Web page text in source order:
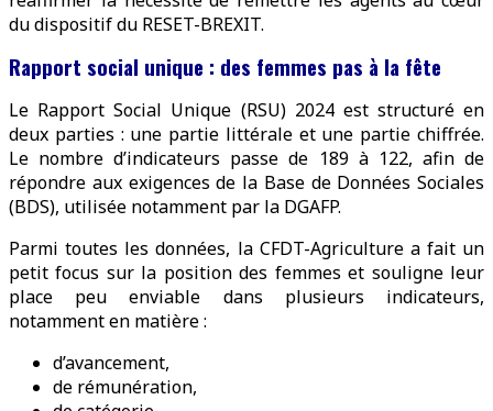
du dispositif du RESET-BREXIT.
Rapport social unique : des femmes pas à la fête
Le Rapport Social Unique (RSU) 2024 est structuré en
deux parties : une partie littérale et une partie chiffrée.
Le nombre d’indicateurs passe de 189 à 122, afin de
répondre aux exigences de la Base de Données Sociales
(BDS), utilisée notamment par la DGAFP.
Parmi toutes les données, la CFDT-Agriculture a fait un
petit focus sur la position des femmes et souligne leur
place peu enviable dans plusieurs indicateurs,
notamment en matière :
d’avancement,
de rémunération,